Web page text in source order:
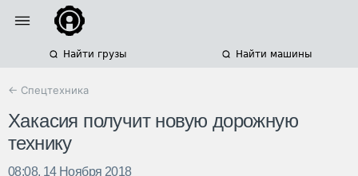
Найти грузы Найти машины
← Спецтехника
Хакасия получит новую дорожную
технику
08:08, 14 Ноября 2018